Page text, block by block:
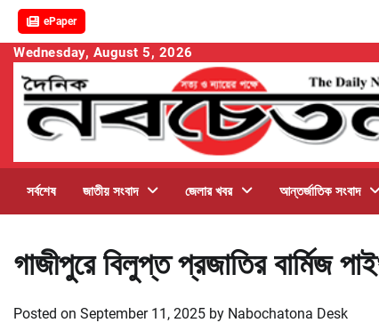
ePaper
Skip
content
Wednesday, August 5, 2026
সর্বশেষ জাতীয় সংবাদ জেলার খবর আন্তর্জাতিক সংবাদ
গাজীপুরে বিলুপ্ত প্রজাতির বার্মিজ
Posted on September 11, 2025 by Nabochatona Desk